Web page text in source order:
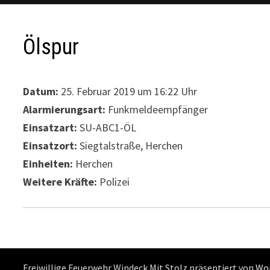
Ölspur
Datum: 25. Februar 2019 um 16:22 Uhr
Alarmierungsart: Funkmeldeempfänger
Einsatzart: SU-ABC1-ÖL
Einsatzort: Siegtalstraße, Herchen
Einheiten: Herchen
Weitere Kräfte: Polizei
Freiwillige Feuerwehr Windeck Mit Stolz präsentiert von